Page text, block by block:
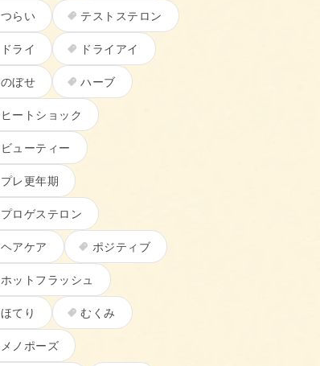
つらい テストステロン
ドライ ドライアイ
のぼせ ハーブ
ヒートショック
ビューティー
プレ更年期
プロゲステロン
ヘアケア ポジティブ
ホットフラッシュ
ほてり むくみ
メノポーズ